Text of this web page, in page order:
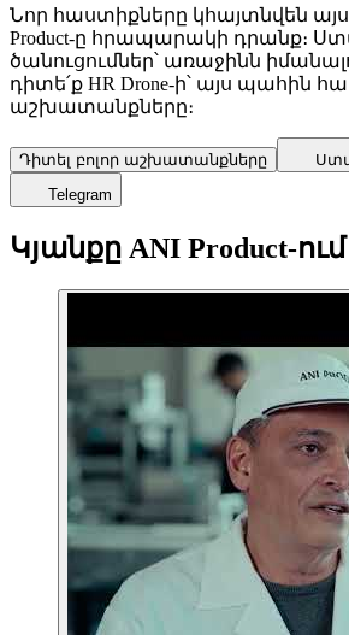
Նոր հաստիքները կհայտնվեն
Product-ը հրապարակի դրանք։
ծանուցումներ՝ առաջինն
դիտե՛ք HR Drone-ի՝ այս պահին
աշխատանքները։
Դիտել բոլոր աշխատանքները
Telegram
Կյանքը ANI Product-ում